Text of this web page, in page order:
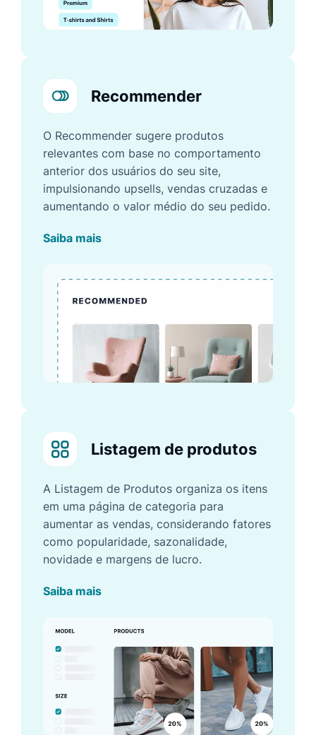
Recommender
O Recommender sugere produtos
relevantes com base no comportamento
anterior dos usuários do seu site,
impulsionando upsells, vendas cruzadas e
aumentando o valor médio do seu pedido.
Saiba mais
Listagem de produtos
A Listagem de Produtos organiza os itens
em uma página de categoria para
aumentar as vendas, considerando fatores
como popularidade, sazonalidade,
novidade e margens de lucro.
Saiba mais